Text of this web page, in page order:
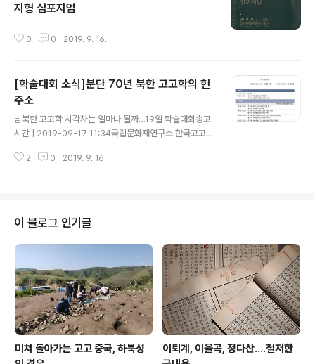
지형 심포지엄
0 0 2019. 9. 16.
[학술대회 소식]분단 70년 북한 고고학의 현
주소
남북한 고고학 시각차는 얼마나 될까…19일 학술대회송고
시간 | 2019-09-17 11:34국립문화재연구소·한국고고학
2 0 2019. 9. 16.
이 블로그 인기글
미쳐 돌아가는 고고 중국, 하북성
이퇴계, 이율곡, 정다산....철저한